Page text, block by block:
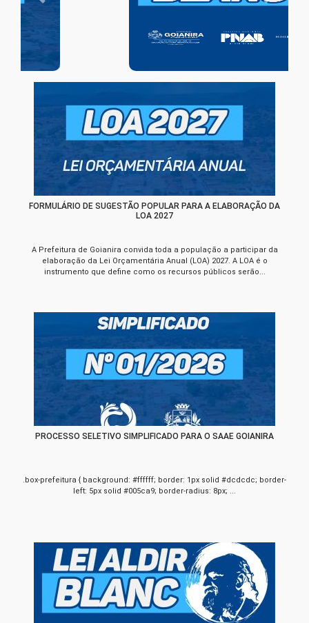
Previous Next
FORMULÁRIO DE SUGESTÃO POPULAR PARA A ELABORAÇÃO DA
LOA 2027
A Prefeitura de Goianira convida toda a população a participar da
elaboração da Lei Orçamentária Anual (LOA) 2027. A LOA é o
instrumento que define como os recursos públicos serão...
PROCESSO SELETIVO SIMPLIFICADO PARA O SAAE GOIANIRA
.box-prefeitura { background: #ffffff; border: 1px solid #dcdcdc; border-
left: 5px solid #005ca9; border-radius: 8px; ...